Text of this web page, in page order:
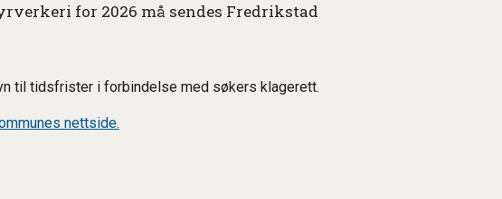
for 2026 må sendes Fredrikstad
til tidsfrister i forbindelse med søkers klagerett.
nettside.